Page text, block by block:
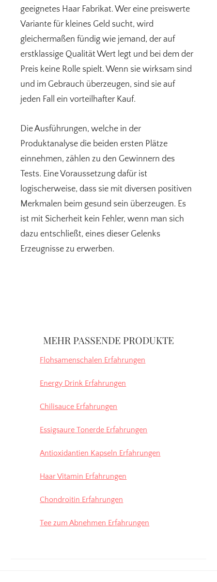
geeignetes Haar Fabrikat. Wer eine preiswerte
Variante für kleines Geld sucht, wird
gleichermaßen fündig wie jemand, der auf
erstklassige Qualität Wert legt und bei dem der
Preis keine Rolle spielt. Wenn sie wirksam sind
und im Gebrauch überzeugen, sind sie auf
jeden Fall ein vorteilhafter Kauf.
Die Ausführungen, welche in der
Produktanalyse die beiden ersten Plätze
einnehmen, zählen zu den Gewinnern des
Tests. Eine Voraussetzung dafür ist
logischerweise, dass sie mit diversen positiven
Merkmalen beim gesund sein überzeugen. Es
ist mit Sicherheit kein Fehler, wenn man sich
dazu entschließt, eines dieser Gelenks
Erzeugnisse zu erwerben.
MEHR PASSENDE PRODUKTE
Flohsamenschalen Erfahrungen
Energy Drink Erfahrungen
Chilisauce Erfahrungen
Essigsaure Tonerde Erfahrungen
Antioxidantien Kapseln Erfahrungen
Haar Vitamin Erfahrungen
Chondroitin Erfahrungen
Tee zum Abnehmen Erfahrungen